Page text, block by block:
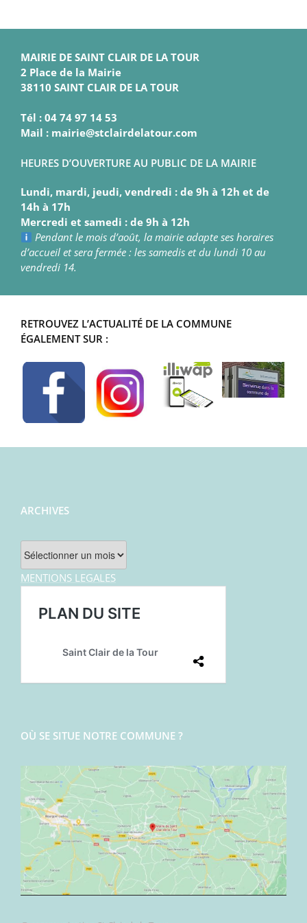
MAIRIE DE SAINT CLAIR DE LA TOUR
2 Place de la Mairie
38110 SAINT CLAIR DE LA TOUR
Tél : 04 74 97 14 53
Mail : mairie@stclairdelatour.com
HEURES D’OUVERTURE AU PUBLIC DE LA MAIRIE
Lundi, mardi, jeudi, vendredi : de 9h à 12h et de
14h à 17h
Mercredi et samedi : de 9h à 12h
Pendant le mois d’août, la mairie adapte ses horaires
d’accueil et sera fermée : les samedis et du lundi 10 au
vendredi 14.
RETROUVEZ L’ACTUALITÉ DE LA COMMUNE
ÉGALEMENT SUR :
ARCHIVES
Archives
MENTIONS LEGALES
OÙ SE SITUE NOTRE COMMUNE ?